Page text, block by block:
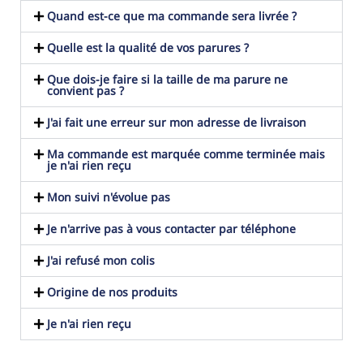
Quand est-ce que ma commande sera livrée ?
Quelle est la qualité de vos parures ?
Que dois-je faire si la taille de ma parure ne
convient pas ?
J'ai fait une erreur sur mon adresse de livraison
Ma commande est marquée comme terminée mais
je n'ai rien reçu
Mon suivi n'évolue pas
Je n'arrive pas à vous contacter par téléphone
J'ai refusé mon colis
Origine de nos produits
Je n'ai rien reçu